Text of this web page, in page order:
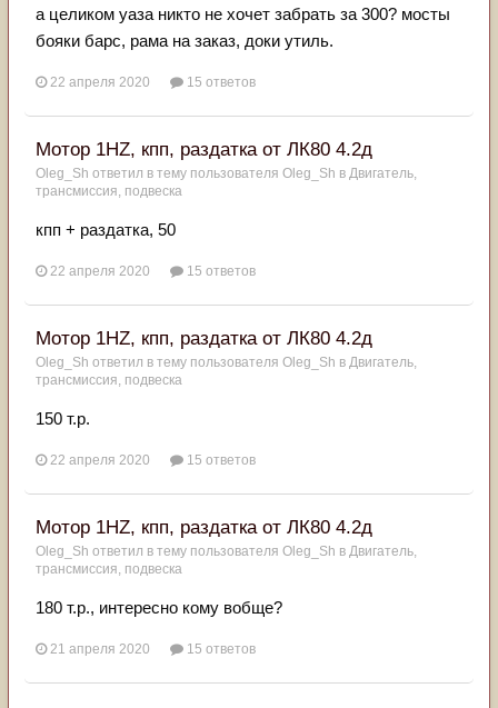
а целиком уаза никто не хочет забрать за 300? мосты
бояки барс, рама на заказ, доки утиль.
22 апреля 2020 15 ответов
Мотор 1HZ, кпп, раздатка от ЛК80 4.2д
Oleg_Sh ответил в тему пользователя Oleg_Sh в Двигатель,
трансмиссия, подвеска
кпп + раздатка, 50
22 апреля 2020 15 ответов
Мотор 1HZ, кпп, раздатка от ЛК80 4.2д
Oleg_Sh ответил в тему пользователя Oleg_Sh в Двигатель,
трансмиссия, подвеска
150 т.р.
22 апреля 2020 15 ответов
Мотор 1HZ, кпп, раздатка от ЛК80 4.2д
Oleg_Sh ответил в тему пользователя Oleg_Sh в Двигатель,
трансмиссия, подвеска
180 т.р., интересно кому вобще?
21 апреля 2020 15 ответов